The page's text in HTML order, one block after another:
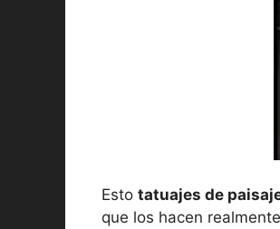
Esto tatuajes de
que los hacen